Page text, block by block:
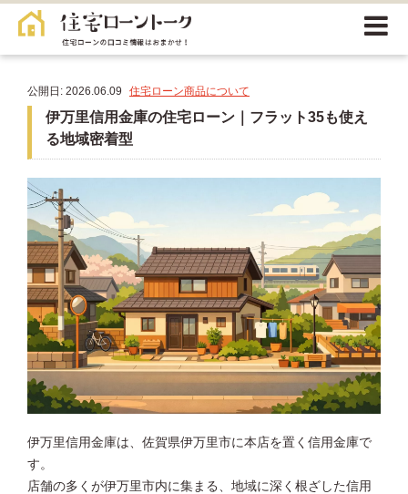
公開日: 2026.06.09 住宅ローン商品について
伊万里信用金庫の住宅ローン｜フラット35も使え
る地域密着型
伊万里信用金庫は、佐賀県伊万里市に本店を置く信用金庫で
す。
店舗の多くが伊万里市内に集まる、地域に深く根ざした信用